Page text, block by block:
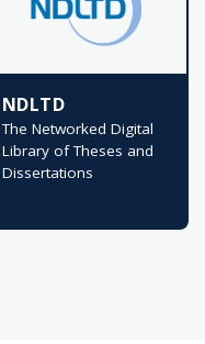
NDLTD
The Networked Digital
Library of Theses and
Dissertations